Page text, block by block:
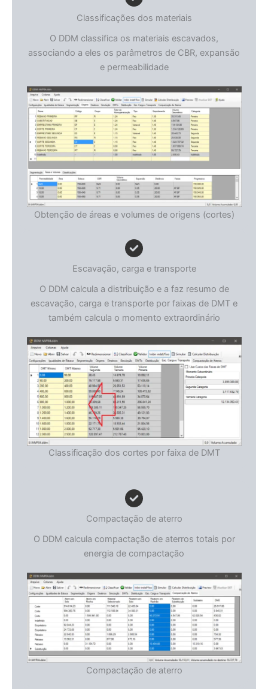
Classificações dos materiais
O DDM classifica os materiais escavados,
associando a eles os parâmetros de CBR, expansão
e permeabilidade
Obtenção de áreas e volumes de origens (cortes)
Escavação, carga e transporte
O DDM calcula a distribuição e a faz resumo de
escavação, carga e transporte por faixas de DMT e
também calcula o momento extraordinário
Classificação dos cortes por faixa de DMT
Compactação de aterro
O DDM calcula compactação de aterros totais por
energia de compactação
Compactação de aterro